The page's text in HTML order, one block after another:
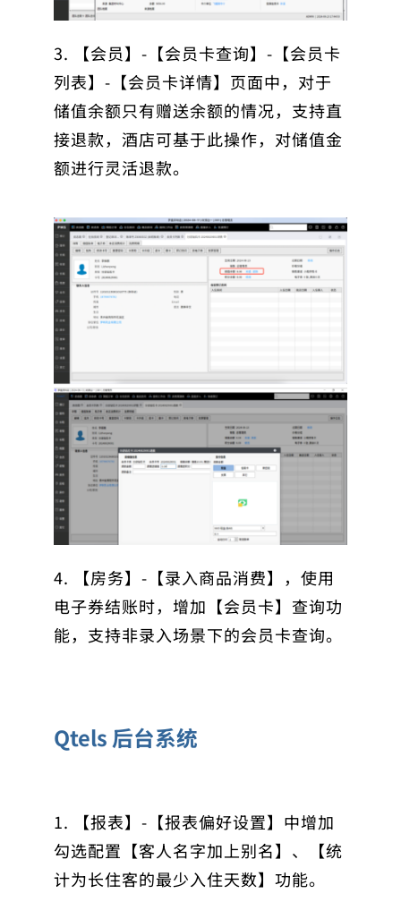
3. 【会员】-【会员卡查询】-【会员卡
列表】-【会员卡详情】页面中，对于
储值余额只有赠送余额的情况，支持直
接退款，酒店可基于此操作，对储值金
额进行灵活退款。
4. 【房务】-【录入商品消费】，使用
电子券结账时，增加【会员卡】查询功
能，支持非录入场景下的会员卡查询。
Qtels 后台系统
1. 【报表】-【报表偏好设置】中增加
勾选配置【客人名字加上别名】、【统
计为长住客的最少入住天数】功能。